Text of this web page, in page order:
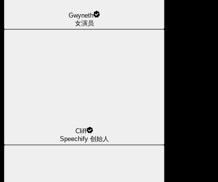
Gwyneth
女演员
Cliff
Speechify 创始人